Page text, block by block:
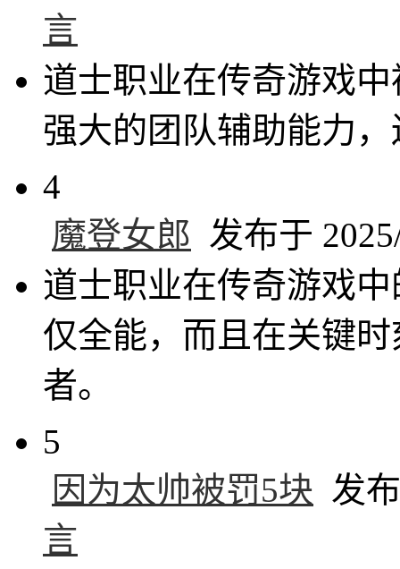
言
道士职业在传奇游戏
强大的团队辅助能力
4
魔登女郎 发布于
道士职业在传奇游戏
仅全能，而且在关键
者。
5
因为太帅被罚5块 发
言